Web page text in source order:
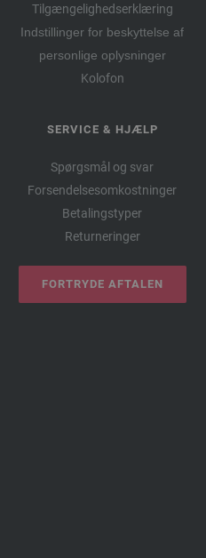
Tilgængelighedserklæring
Indstillinger for beskyttelse af
personlige oplysninger
Kolofon
SERVICE & HJÆLP
Spørgsmål og svar
Forsendelsesomkostninger
Betalingstyper
Returneringer
FORTRYDE AFTALEN